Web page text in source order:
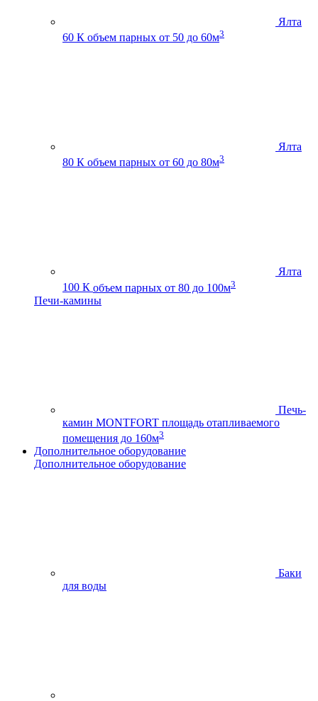
Ялта
60 К объем парных от 50 до 60м3
Ялта
80 К объем парных от 60 до 80м3
Ялта
100 К объем парных от 80 до 100м3
Печи-камины
Печь-
камин MONTFORT площадь отапливаемого
помещения до 160м3
Дополнительное оборудование
Дополнительное оборудование
Баки
для воды